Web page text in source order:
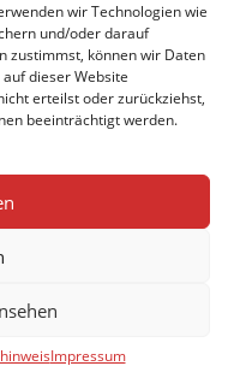
wir Technologien wie
und/oder darauf
zustimmst, können wir Daten
dieser Website
erteilst oder zurückziehst,
beeinträchtigt werden.
Impressum
wird von
zu speichern,
Website den
Besuch